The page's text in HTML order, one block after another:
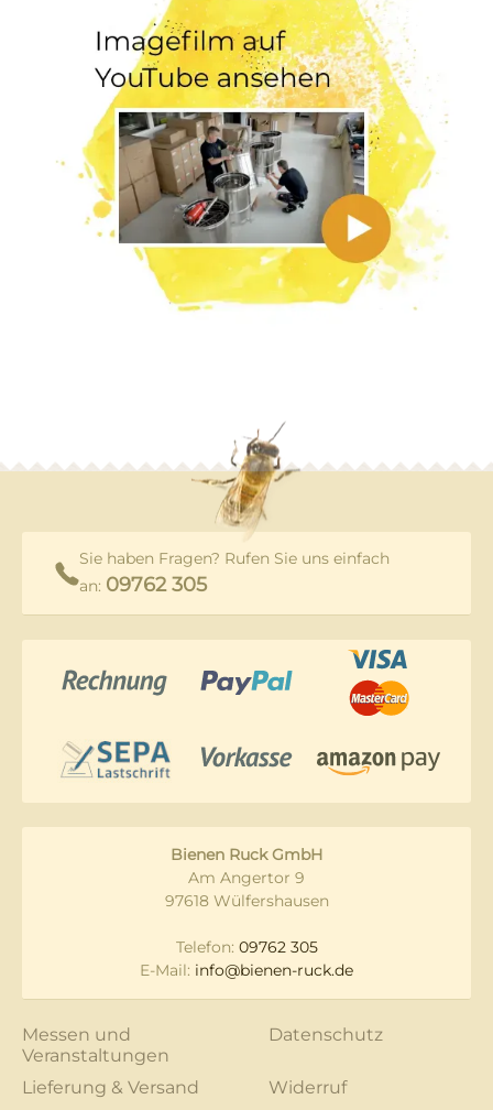
Sie haben Fragen? Rufen Sie uns einfach
an: 09762 305
Bienen Ruck GmbH
Am Angertor 9
97618 Wülfershausen
Telefon: 09762 305
E-Mail: info@bienen-ruck.de
Messen und
Veranstaltungen
Datenschutz
Lieferung & Versand
Widerruf